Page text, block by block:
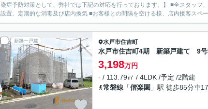
染症予防対策として、弊社では下記の対応を行っております。】 ■全スタッ
設置、定期的な消毒及び店内換気 ■お客様との間隔を空ける様、店内接客スペ
新築一戸建 水戸市住吉町
水戸市住吉町4期 新築戸建て 9
3,198万円
- / 113.79㎡ / 4LDK /予定 /2階建
常磐線 「偕楽園 」駅 徒歩85分車